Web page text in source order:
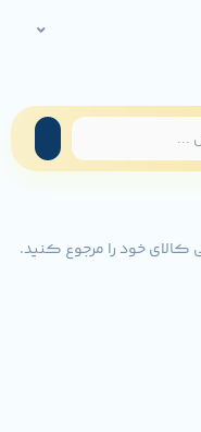
خود را مرجوع کنید.